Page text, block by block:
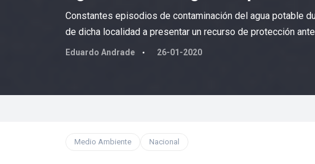
Constantes episodios de contaminación del agua potable
de dicha localidad a presentar un recurso de protección
Eduardo Andrade 26-01-2020
Medio Ambiente Nacional